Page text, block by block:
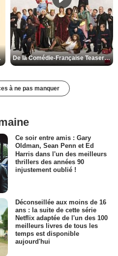
VF De la Comédie-Française Teaser VF
à ne pas manquer
Ce soir entre amis : Gary
Oldman, Sean Penn et Ed
Harris dans l'un des meilleurs
thrillers des années 90
injustement oublié !
Déconseillée aux moins de 16
ans : la suite de cette série
Netflix adaptée de l'un des 100
meilleurs livres de tous les
temps est disponible
aujourd'hui